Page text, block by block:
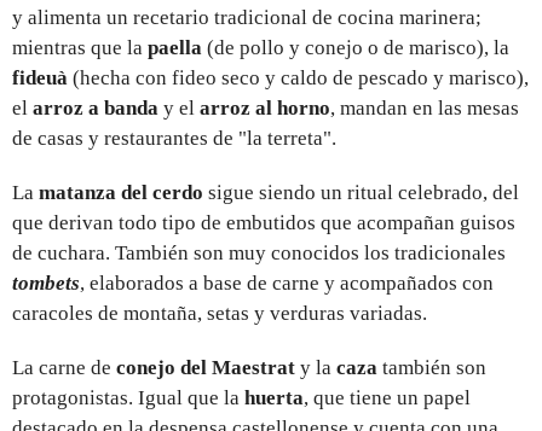
y alimenta un recetario tradicional de cocina marinera;
mientras que la paella (de pollo y conejo o de marisco), la
fideuà (hecha con fideo seco y caldo de pescado y marisco),
el arroz a banda y el arroz al horno, mandan en las mesas
de casas y restaurantes de "la terreta".
La matanza del cerdo sigue siendo un ritual celebrado, del
que derivan todo tipo de embutidos que acompañan guisos
de cuchara. También son muy conocidos los tradicionales
tombets, elaborados a base de carne y acompañados con
caracoles de montaña, setas y verduras variadas.
La carne de conejo del Maestrat y la caza también son
protagonistas. Igual que la huerta, que tiene un papel